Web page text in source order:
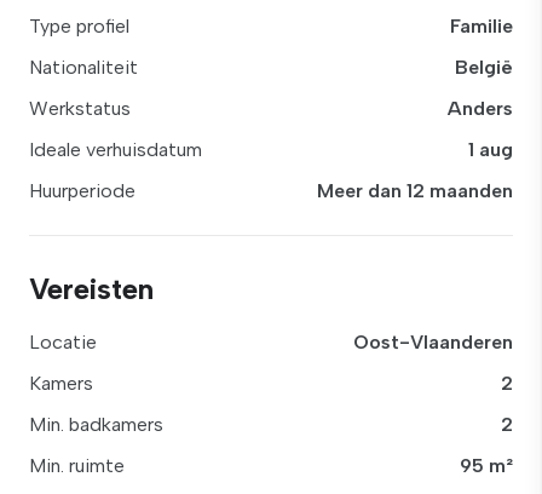
Type profiel
Familie
Nationaliteit
België
Werkstatus
Anders
Ideale verhuisdatum
1 aug
Huurperiode
Meer dan 12 maanden
Vereisten
Locatie
Oost-Vlaanderen
Kamers
2
Min. badkamers
2
Min. ruimte
95 m²